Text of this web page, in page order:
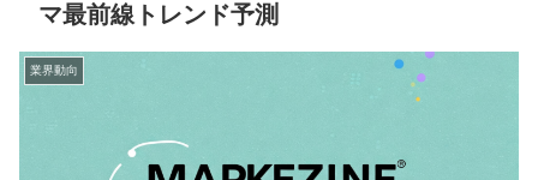
マ最前線トレンド予測
業界動向